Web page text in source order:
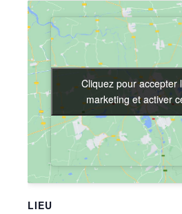
LIEU
Cliquez pour accepter
marketing et activer
Cliquez pour accepter
marketing et activer